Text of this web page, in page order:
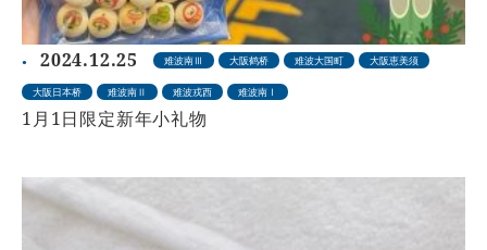
2024.12.25 难波南Ⅲ 大阪鹤桥 难波大国町 大阪恵美须
大阪日本桥 难波南Ⅱ 难波戎西 难波南Ⅰ
1月1日限定新年小礼物